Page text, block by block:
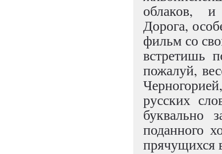
облаков,
Дорога,
фильм со
встретишь
пожалуй,
русских
буквально
поданного
прячущихся